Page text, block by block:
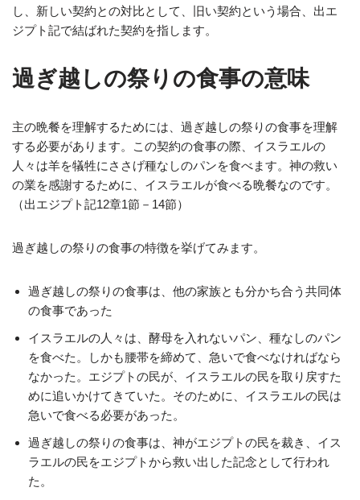
し、新しい契約との対比として、旧い契約という場合、出エ
ジプト記で結ばれた契約を指します。
過ぎ越しの祭りの食事の意味
主の晩餐を理解するためには、過ぎ越しの祭りの食事を理解
する必要があります。この契約の食事の際、イスラエルの
人々は羊を犠牲にささげ種なしのパンを食べます。神の救い
の業を感謝するために、イスラエルが食べる晩餐なのです。
（出エジプト記12章1節－14節）
過ぎ越しの祭りの食事の特徴を挙げてみます。
過ぎ越しの祭りの食事は、他の家族とも分かち合う共同体
の食事であった
イスラエルの人々は、酵母を入れないパン、種なしのパン
を食べた。しかも腰帯を締めて、急いで食べなければなら
なかった。エジプトの民が、イスラエルの民を取り戻すた
めに追いかけてきていた。そのために、イスラエルの民は
急いで食べる必要があった。
過ぎ越しの祭りの食事は、神がエジプトの民を裁き、イス
ラエルの民をエジプトから救い出した記念として行われ
た。